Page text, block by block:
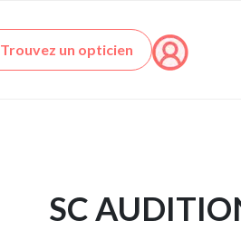
Trouvez un opticien
SC